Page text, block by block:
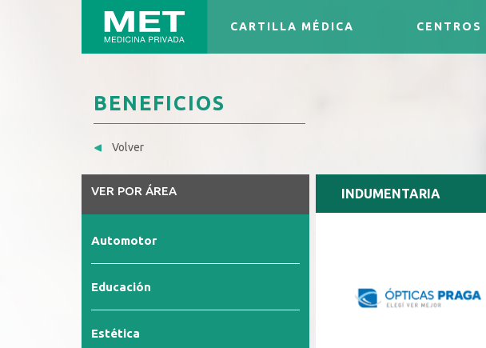
CARTILLA MÉDICA CENTROS
BENEFICIOS
Volver
VER POR ÁREA
Automotor
Educación
Estética
INDUMENTARIA